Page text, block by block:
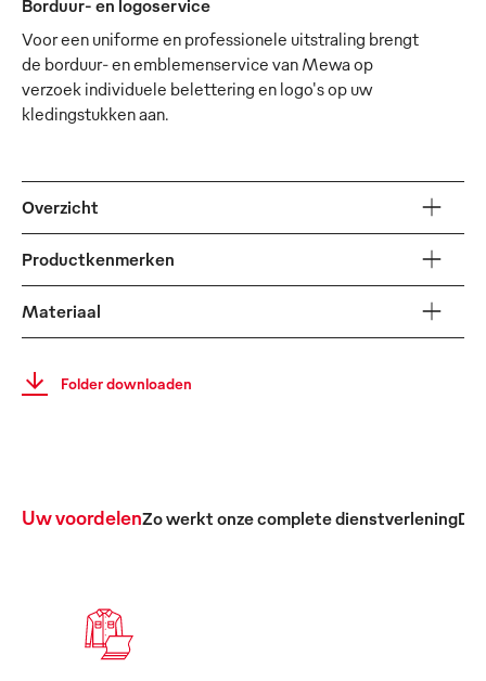
Borduur- en logoservice
Voor een uniforme en professionele uitstraling brengt
de borduur- en emblemenservice van Mewa op
verzoek individuele belettering en logo's op uw
kledingstukken aan.
Overzicht
Productkenmerken
Materiaal
Folder downloaden
Uw voordelenZo werkt onze complete dienstverleningDe